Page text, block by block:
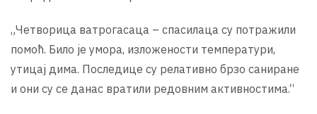
„Четворица ватрогасаца – спасилаца су потражили
помоћ. Било је умора, изложености температури,
утицај дима. Последице су релативно брзо саниране
и они су се данас вратили редовним активностима.“